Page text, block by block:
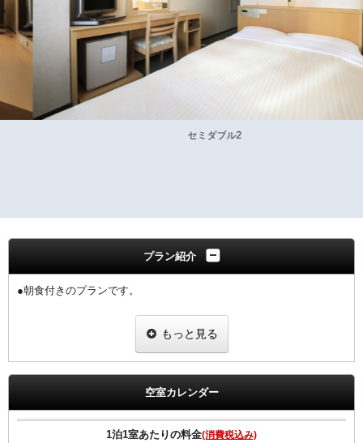
セミダブル2
プラン紹介
●朝食付きのプランです。
郷土料理を含む 和洋バイキング形式にてご用意いたします。
※季節によりメニュー内容が変更となる場合がございます。
※＜状況により「定食スタイル」での提供となる場合がございます。
もっと見る
空室カレンダー
1泊1室あたりの料金(消費税込み)